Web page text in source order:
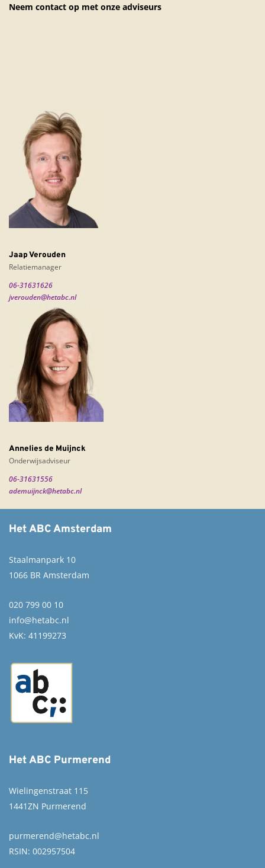
Neem contact op met onze adviseurs
Jaap Verouden
Relatiemanager
06-31631626
jverouden@hetabc.nl
Annelies de Muijnck
Onderwijsadviseur
06-31631556
ademuijnck@hetabc.nl
Het ABC Amsterdam
Staalmanpark 10
1066 BR Amsterdam
020 799 00 10
info@hetabc.nl
KvK: 41199273
Het ABC Purmerend
Wielingenstraat 115
1441ZN Purmerend
purmerend@hetabc.nl
RSIN: 002957504